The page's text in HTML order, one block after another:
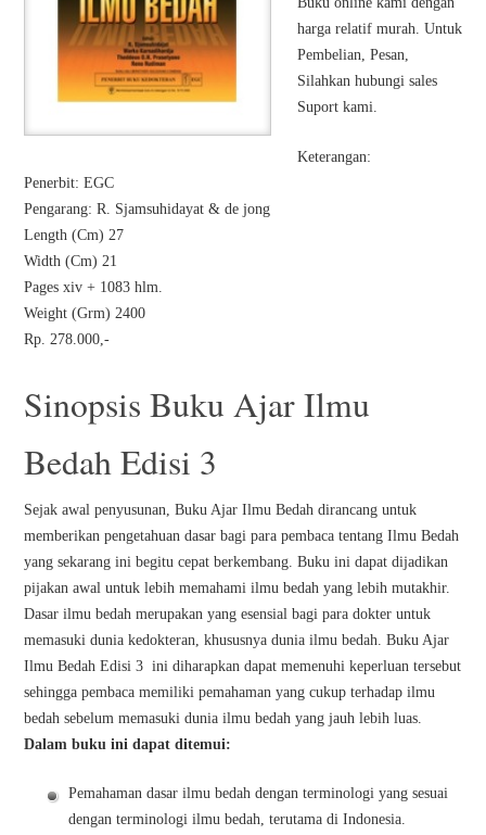
harga relatif murah. Untuk
Pembelian, Pesan,
Silahkan hubungi sales
Suport kami.
Keterangan:
Penerbit: EGC
Pengarang: R. Sjamsuhidayat & de jong
Length (Cm) 27
Width (Cm) 21
Pages xiv + 1083 hlm.
Weight (Grm) 2400
Rp. 278.000,-
Sinopsis Buku Ajar Ilmu
Bedah Edisi 3
Sejak awal penyusunan, Buku Ajar Ilmu Bedah dirancang untuk
memberikan pengetahuan dasar bagi para pembaca tentang Ilmu Bedah
yang sekarang ini begitu cepat berkembang. Buku ini dapat dijadikan
pijakan awal untuk lebih memahami ilmu bedah yang lebih mutakhir.
Dasar ilmu bedah merupakan yang esensial bagi para dokter untuk
memasuki dunia kedokteran, khususnya dunia ilmu bedah. Buku Ajar
Ilmu Bedah Edisi 3 ini diharapkan dapat memenuhi keperluan tersebut
sehingga pembaca memiliki pemahaman yang cukup terhadap ilmu
bedah sebelum memasuki dunia ilmu bedah yang jauh lebih luas.
Dalam buku ini dapat ditemui:
Pemahaman dasar ilmu bedah dengan terminologi yang sesuai
dengan terminologi ilmu bedah, terutama di Indonesia.